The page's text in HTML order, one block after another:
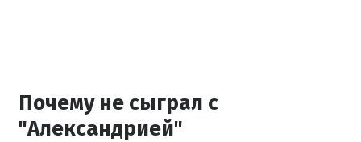
Почему не сыграл с
"Александрией"